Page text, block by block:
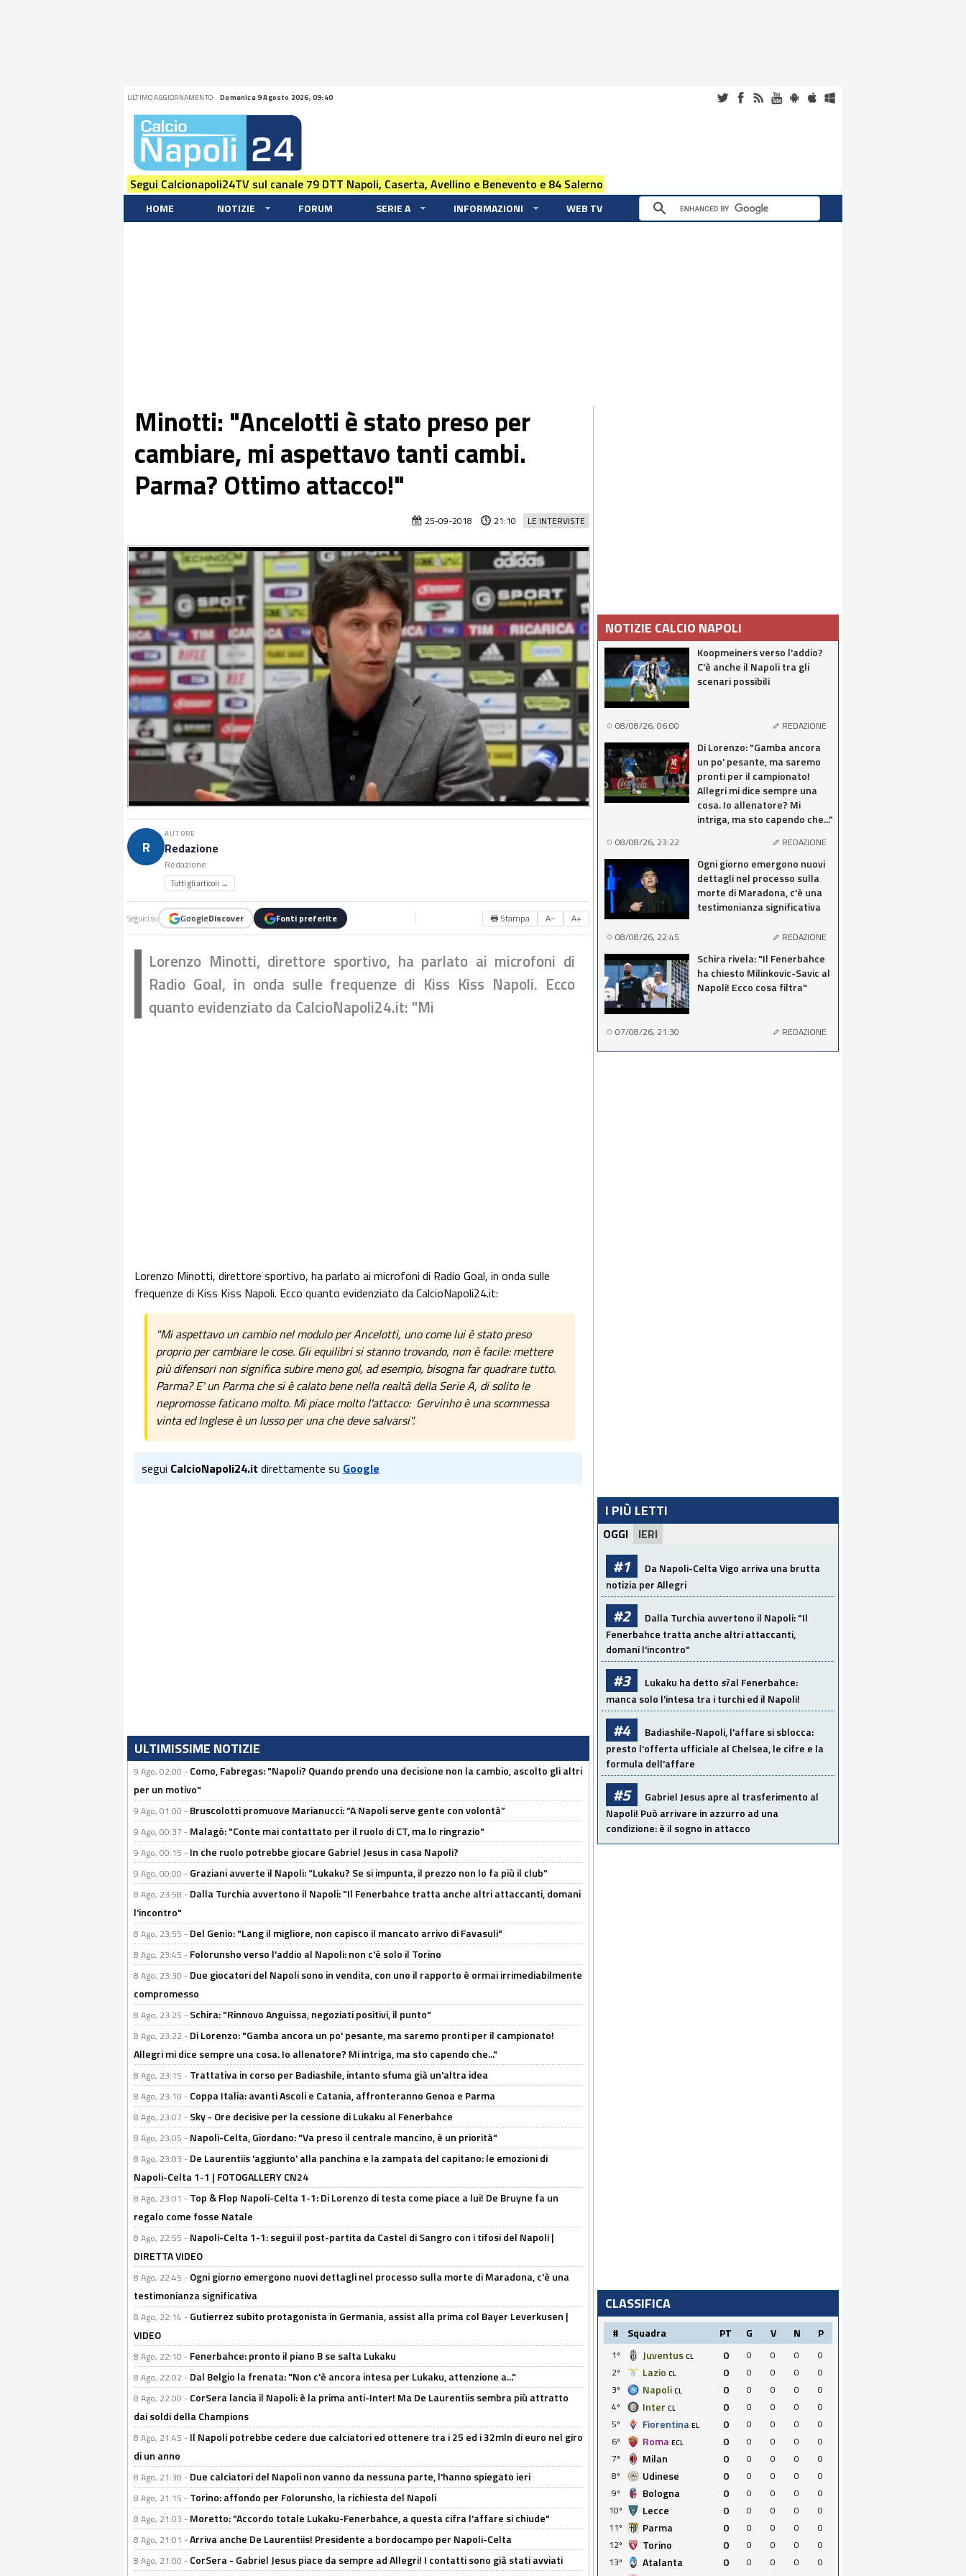
ULTIMO AGGIORNAMENTO: Domenica 9 Agosto 2026, 09:40
Segui Calcionapoli24TV sul canale 79 DTT Napoli, Caserta, Avellino e Benevento e 84 Salerno
HOME NOTIZIE FORUM SERIE A INFORMAZIONI WEB TV
Minotti: "Ancelotti è stato preso per
cambiare, mi aspettavo tanti cambi.
Parma? Ottimo attacco!"
LE INTERVISTE
25-09-2018 21:10
R
AUTORE
Redazione
Redazione
Tutti gli articoli →
Seguici su GoogleDiscover Fonti preferite 🖶 Stampa A− A+
Lorenzo Minotti, direttore sportivo, ha parlato ai microfoni di
Radio Goal, in onda sulle frequenze di Kiss Kiss Napoli. Ecco
quanto evidenziato da CalcioNapoli24.it: "Mi
Lorenzo Minotti, direttore sportivo, ha parlato ai microfoni di Radio Goal, in onda sulle
frequenze di Kiss Kiss Napoli. Ecco quanto evidenziato da CalcioNapoli24.it:
"Mi aspettavo un cambio nel modulo per Ancelotti, uno come lui è stato preso
proprio per cambiare le cose. Gli equilibri si stanno trovando, non è facile: mettere
più difensori non significa subire meno gol, ad esempio, bisogna far quadrare tutto.
Parma? E' un Parma che si è calato bene nella realtà della Serie A, di solito le
nepromosse faticano molto. Mi piace molto l'attacco: Gervinho è una scommessa
vinta ed Inglese è un lusso per una che deve salvarsi".
segui CalcioNapoli24.it direttamente su Google
ULTIMISSIME NOTIZIE
9 Ago, 02:00 - Como, Fabregas: "Napoli? Quando prendo una decisione non la cambio, ascolto gli altri
per un motivo"
9 Ago, 01:00 - Bruscolotti promuove Marianucci: “A Napoli serve gente con volontà”
9 Ago, 00:37 - Malagò: "Conte mai contattato per il ruolo di CT, ma lo ringrazio"
9 Ago, 00:15 - In che ruolo potrebbe giocare Gabriel Jesus in casa Napoli?
9 Ago, 00:00 - Graziani avverte il Napoli: “Lukaku? Se si impunta, il prezzo non lo fa più il club”
8 Ago, 23:58 - Dalla Turchia avvertono il Napoli: "Il Fenerbahce tratta anche altri attaccanti, domani
l'incontro"
8 Ago, 23:55 - Del Genio: "Lang il migliore, non capisco il mancato arrivo di Favasuli"
8 Ago, 23:45 - Folorunsho verso l'addio al Napoli: non c'è solo il Torino
8 Ago, 23:30 - Due giocatori del Napoli sono in vendita, con uno il rapporto è ormai irrimediabilmente
compromesso
8 Ago, 23:25 - Schira: "Rinnovo Anguissa, negoziati positivi, il punto"
8 Ago, 23:22 - Di Lorenzo: "Gamba ancora un po' pesante, ma saremo pronti per il campionato!
Allegri mi dice sempre una cosa. Io allenatore? Mi intriga, ma sto capendo che..."
8 Ago, 23:15 - Trattativa in corso per Badiashile, intanto sfuma già un'altra idea
8 Ago, 23:10 - Coppa Italia: avanti Ascoli e Catania, affronteranno Genoa e Parma
8 Ago, 23:07 - Sky - Ore decisive per la cessione di Lukaku al Fenerbahce
8 Ago, 23:05 - Napoli-Celta, Giordano: "Va preso il centrale mancino, è un priorità"
8 Ago, 23:03 - De Laurentiis 'aggiunto' alla panchina e la zampata del capitano: le emozioni di
Napoli-Celta 1-1 | FOTOGALLERY CN24
8 Ago, 23:01 - Top & Flop Napoli-Celta 1-1: Di Lorenzo di testa come piace a lui! De Bruyne fa un
regalo come fosse Natale
8 Ago, 22:55 - Napoli-Celta 1-1: segui il post-partita da Castel di Sangro con i tifosi del Napoli |
DIRETTA VIDEO
8 Ago, 22:45 - Ogni giorno emergono nuovi dettagli nel processo sulla morte di Maradona, c'è una
testimonianza significativa
8 Ago, 22:14 - Gutierrez subito protagonista in Germania, assist alla prima col Bayer Leverkusen |
VIDEO
8 Ago, 22:10 - Fenerbahce: pronto il piano B se salta Lukaku
8 Ago, 22:02 - Dal Belgio la frenata: "Non c'è ancora intesa per Lukaku, attenzione a..."
8 Ago, 22:00 - CorSera lancia il Napoli: è la prima anti-Inter! Ma De Laurentiis sembra più attratto
dai soldi della Champions
8 Ago, 21:45 - Il Napoli potrebbe cedere due calciatori ed ottenere tra i 25 ed i 32mln di euro nel giro
di un anno
8 Ago, 21:30 - Due calciatori del Napoli non vanno da nessuna parte, l'hanno spiegato ieri
8 Ago, 21:15 - Torino: affondo per Folorunsho, la richiesta del Napoli
8 Ago, 21:03 - Moretto: "Accordo totale Lukaku-Fenerbahce, a questa cifra l'affare si chiude"
8 Ago, 21:01 -Arriva anche De Laurentiis! Presidente a bordocampo per Napoli-Celta
8 Ago, 21:00 - CorSera - Gabriel Jesus piace da sempre ad Allegri! I contatti sono già stati avviati
NOTIZIE CALCIO NAPOLI
Koopmeiners verso l'addio?
C'è anche il Napoli tra gli
scenari possibili
08/08/26, 06:00 REDAZIONE
Di Lorenzo: "Gamba ancora
un po' pesante, ma saremo
pronti per il campionato!
Allegri mi dice sempre una
cosa. Io allenatore? Mi
intriga, ma sto capendo che..."
08/08/26, 23:22 REDAZIONE
Ogni giorno emergono nuovi
dettagli nel processo sulla
morte di Maradona, c'è una
testimonianza significativa
08/08/26, 22:45 REDAZIONE
Schira rivela: "Il Fenerbahce
ha chiesto Milinkovic-Savic al
Napoli! Ecco cosa filtra"
07/08/26, 21:30 REDAZIONE
I PIÙ LETTI
OGGI IERI
#1
Da Napoli-Celta Vigo arriva una brutta
notizia per Allegri
#2
Dalla Turchia avvertono il Napoli: "Il
Fenerbahce tratta anche altri attaccanti,
domani l'incontro"
#3 Lukaku ha dettosìal Fenerbahce:
manca solo l'intesa tra i turchi ed il Napoli!
#4
Badiashile-Napoli, l'affare si sblocca:
presto l'offerta ufficiale al Chelsea, le cifre e la
formula dell'affare
#5
Gabriel Jesus apre al trasferimento al
Napoli! Può arrivare in azzurro ad una
condizione: è il sogno in attacco
CLASSIFICA
# Squadra PT G V N P
1º Juventus CL 0 0 0 0
0
2º
Lazio CL 0 0 0 0
0
3º
Napoli CL 0 0 0 0
0
4º
Inter CL 0 0 0 0
0
5º
Fiorentina EL 0 0 0 0
0
6º
Roma ECL 0 0 0 0
0
7º
Milan 0 0 0 0
0
8º
Udinese 0 0 0 0
0
9º
Bologna 0 0 0 0
0
10º
Lecce 0 0 0 0
0
11º
Parma 0 0 0 0
0
12º
Torino 0 0 0 0
0
13º
Atalanta 0 0 0 0
0